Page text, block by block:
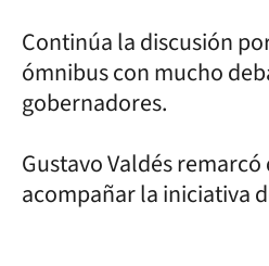
Continúa la discusión
ómnibus con mucho
gobernadores.
Gustavo Valdés remarcó
acompañar la iniciativa